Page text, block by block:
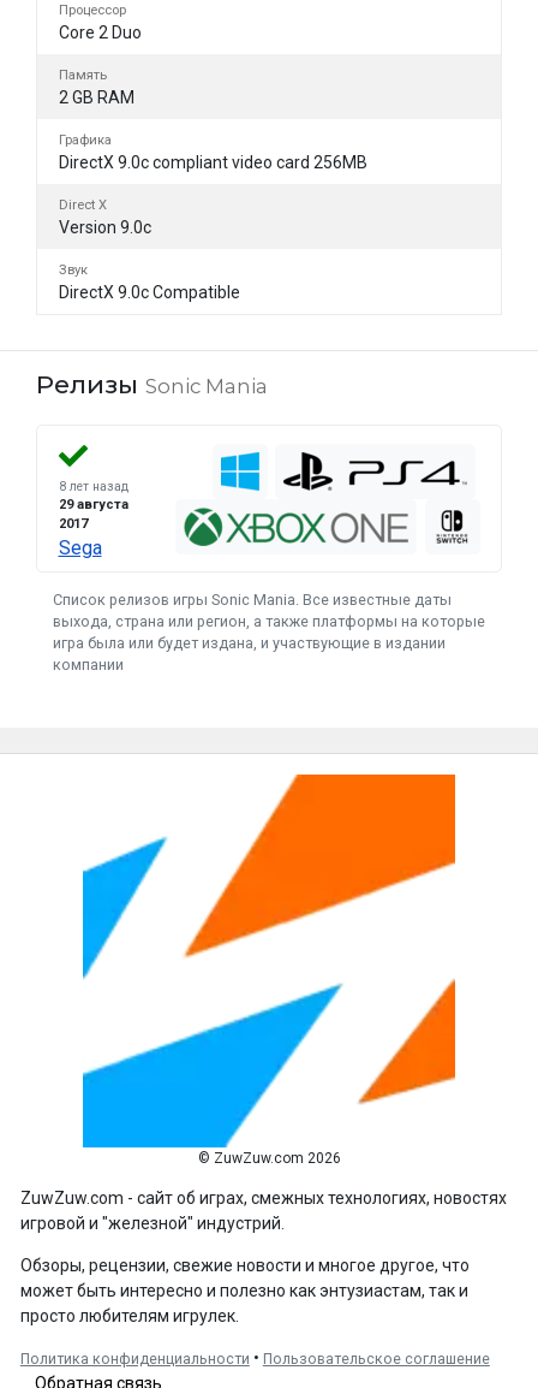
Процессор
Core 2 Duo
Память
2 GB RAM
Графика
DirectX 9.0c compliant video card 256MB
Direct X
Version 9.0c
Звук
DirectX 9.0c Compatible
Релизы Sonic Mania
8 лет назад
29 августа
2017
Sega
Список релизов игры Sonic Mania. Все известные даты
выхода, страна или регион, а также платформы на которые
игра была или будет издана, и участвующие в издании
компании
© ZuwZuw.com 2026
ZuwZuw.com - сайт об играх, смежных технологиях, новостях
игровой и "железной" индустрий.
Обзоры, рецензии, свежие новости и многое другое, что
может быть интересно и полезно как энтузиастам, так и
просто любителям игрулек.
Политика конфиденциальности • Пользовательское соглашение
Обратная связь